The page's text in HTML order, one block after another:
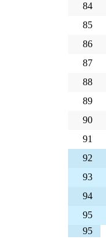
84
85
86
87
88
89
90
91
92
93
94
95
95